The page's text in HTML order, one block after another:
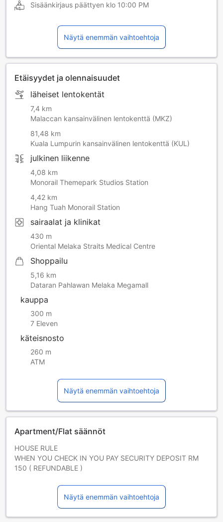
Sisäänkirjaus päättyen klo 10:00 PM
Näytä enemmän vaihtoehtoja
Etäisyydet ja olennaisuudet
läheiset lentokentät
7,4 km
Malaccan kansainvälinen lentokenttä (MKZ)
81,48 km
Kuala Lumpurin kansainvälinen lentokenttä (KUL)
julkinen liikenne
4,08 km
Monorail Themepark Studios Station
4,42 km
Hang Tuah Monorail Station
sairaalat ja klinikat
430 m
Oriental Melaka Straits Medical Centre
Shoppailu
5,16 km
Dataran Pahlawan Melaka Megamall
kauppa
300 m
7 Eleven
käteisnosto
260 m
ATM
Näytä enemmän vaihtoehtoja
Apartment/Flat säännöt
HOUSE RULE
WHEN YOU CHECK IN YOU PAY SECURITY DEPOSIT RM
150 ( REFUNDABLE )
INSTANT TRANSFER RM150 DEPOSIT TO MY
MAYBANK ACCOUNT
Näytä enemmän vaihtoehtoja